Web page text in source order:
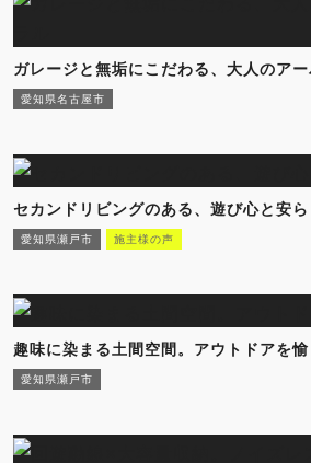
ガレージと無垢にこだわる、大人のア
愛知県名古屋市
セカンドリビングのある、遊び心と安
愛知県瀬戸市 施主様の声
趣味に染まる土間空間。アウトドアを
愛知県瀬戸市